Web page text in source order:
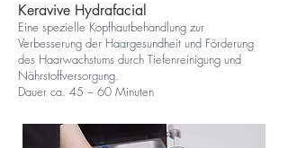
Keravive Hydrafacial
Eine spezielle Kopfhautbehandlung zur
Verbesserung der Haargesundheit und Förderung
des Haarwachstums durch Tiefenreinigung und
Nährstoffversorgung.
Dauer ca. 45 – 60 Minuten​